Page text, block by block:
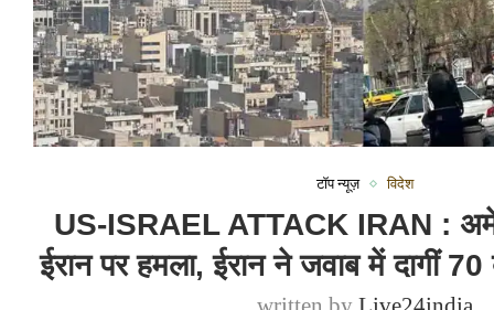
टॉप न्यूज़ विदेश
US-ISRAEL ATTACK IRAN :
ईरान पर हमला, ईरान ने जवाब में दागीं